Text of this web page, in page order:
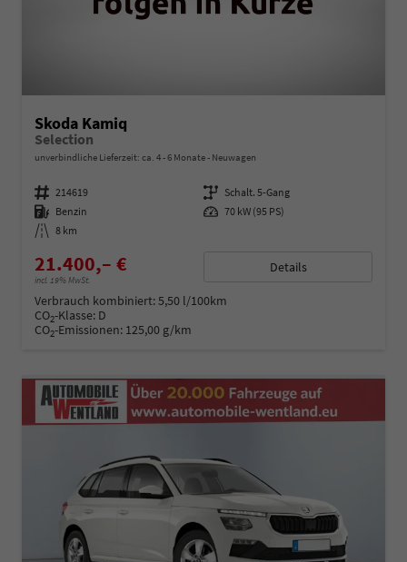
Skoda Kamiq
Selection
unverbindliche Lieferzeit: ca. 4 - 6 Monate Neuwagen
Fahrzeugnummer 214619 Getriebe Schalt. 5-Gang
Kraftstoff Benzin Leistung 70 kW (95 PS)
Kilometerstand 8 km
21.400,– €
incl. 19% MwSt.
Details
Verbrauch kombiniert:5,50 l/100km
CO2-Klasse: D
CO2-Emissionen: 125,00 g/km